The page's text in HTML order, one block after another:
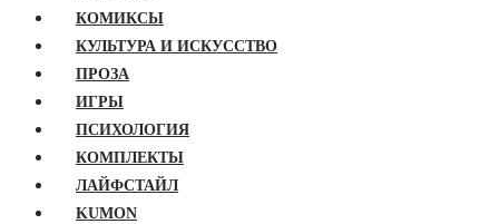
КОМИКСЫ
КУЛЬТУРА И ИСКУССТВО
ПРОЗА
ИГРЫ
ПСИХОЛОГИЯ
КОМПЛЕКТЫ
ЛАЙФСТАЙЛ
KUMON